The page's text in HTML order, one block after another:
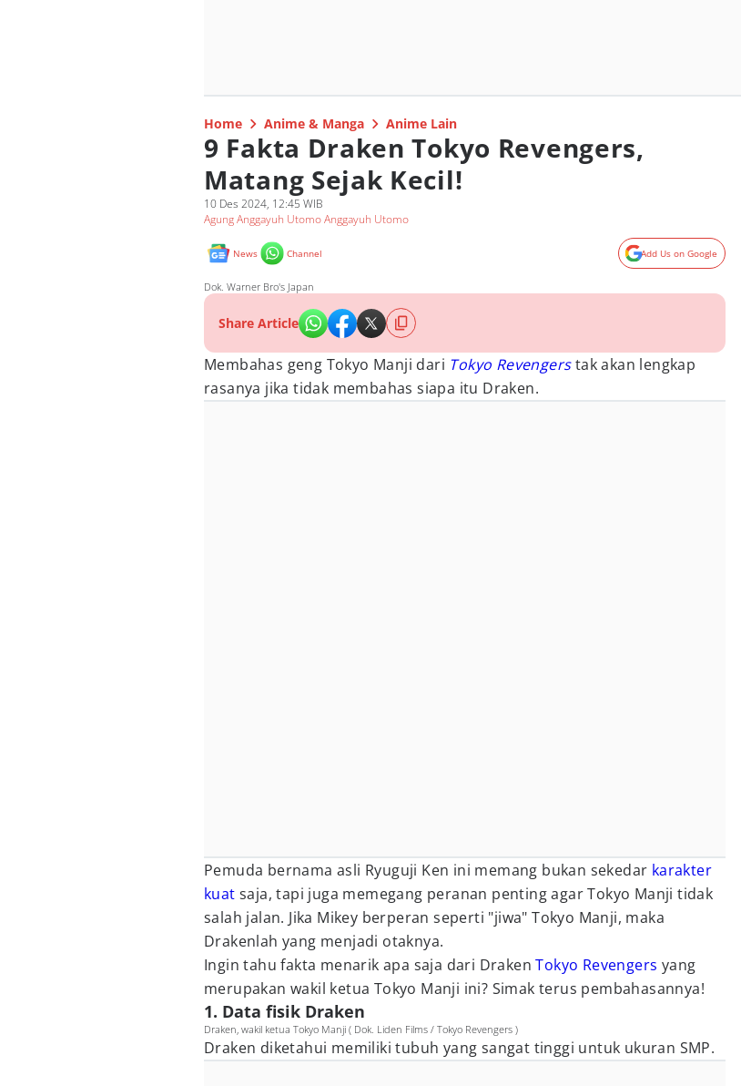
Home Anime & Manga Anime Lain
9 Fakta Draken Tokyo Revengers,
Matang Sejak Kecil!
10 Des 2024, 12:45 WIB
Agung Anggayuh Utomo Anggayuh Utomo
News Channel Add Us on Google
Dok. Warner Bro's Japan
Share Article
Membahas geng Tokyo Manji dari Tokyo Revengerstak akan lengkap
rasanya jika tidak membahas siapa itu Draken.
Pemuda bernama asli Ryuguji Ken ini memang bukan sekedar karakter
kuat saja, tapi juga memegang peranan penting agar Tokyo Manji tidak
salah jalan. Jika Mikey berperan seperti "jiwa" Tokyo Manji, maka
Drakenlah yang menjadi otaknya.
Ingin tahu fakta menarik apa saja dari DrakenTokyo Revengers yang
merupakan wakil ketua Tokyo Manji ini? Simak terus pembahasannya!
1. Data fisik Draken
Draken, wakil ketua Tokyo Manji ( Dok. Liden Films / Tokyo Revengers )
Draken diketahui memiliki tubuh yang sangat tinggi untuk ukuran SMP.